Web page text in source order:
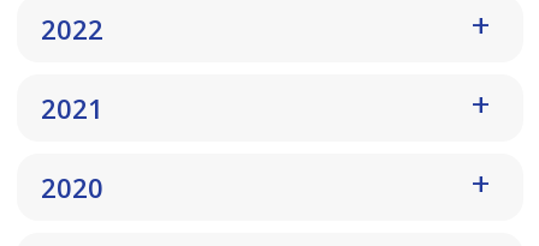
2022
2021
2020